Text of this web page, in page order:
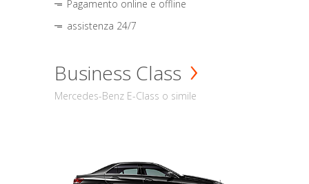
Pagamento online e offline
assistenza 24/7
Business Class
Mercedes-Benz E-Class o simile